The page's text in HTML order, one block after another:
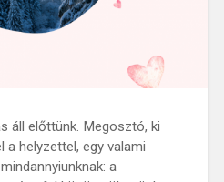
áll előttünk. Megosztó, ki
a helyzettel, egy valami
a